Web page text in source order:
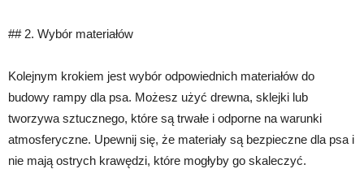
## 2. Wybór materiałów
Kolejnym krokiem jest wybór odpowiednich materiałów do
budowy rampy dla psa. Możesz użyć drewna, sklejki lub
tworzywa sztucznego, które są trwałe i odporne na warunki
atmosferyczne. Upewnij się, że materiały są bezpieczne dla psa i
nie mają ostrych krawędzi, które mogłyby go skaleczyć.